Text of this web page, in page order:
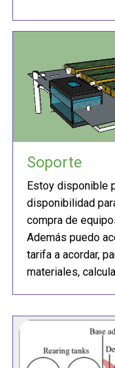
Soporte
Estoy disponible
disponibilidad
compra de
Además puedo
tarifa a acordar,
materiales,